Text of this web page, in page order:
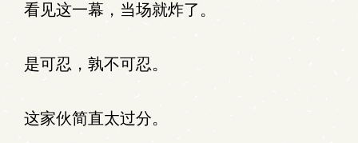
看见这一幕，当场就炸了。
是可忍，孰不可忍。
这家伙简直太过分。